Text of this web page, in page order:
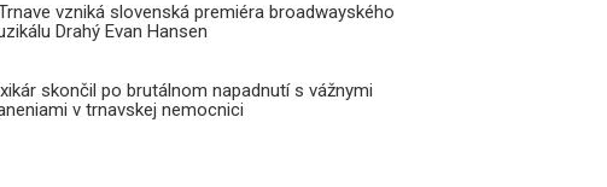
vzniká slovenská premiéra broadwayského
Drahý Evan Hansen
skončil po brutálnom napadnutí s vážnymi
v trnavskej nemocnici